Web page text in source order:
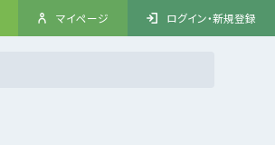
マイページ ログイン・新規登録